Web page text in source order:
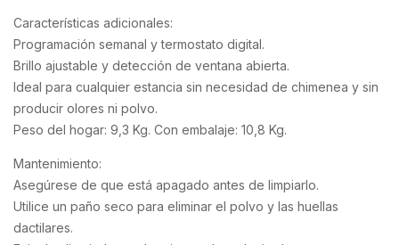
Características adicionales:
Programación semanal y termostato digital.
Brillo ajustable y detección de ventana abierta.
Ideal para cualquier estancia sin necesidad de chimenea y sin
producir olores ni polvo.
Peso del hogar: 9,3 Kg. Con embalaje: 10,8 Kg.
Mantenimiento:
Asegúrese de que está apagado antes de limpiarlo.
Utilice un paño seco para eliminar el polvo y las huellas
dactilares.